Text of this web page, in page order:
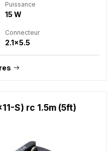
Puissance
15 W
Connecteur
2.1x5.5
S) rc 1.5m (5ft)